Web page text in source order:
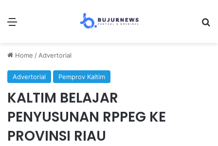
Home / Advertorial
Advertorial Pemprov Kaltim
KALTIM BELAJAR
PENYUSUNAN RPPEG KE
PROVINSI RIAU